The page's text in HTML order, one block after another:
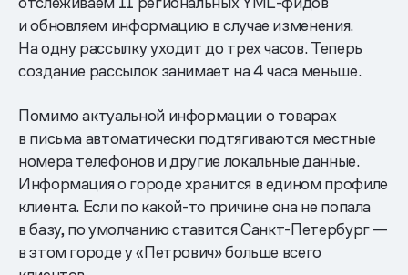
и обновляем информацию в случае изменения.
На одну рассылку уходит до трех часов. Теперь
создание рассылок занимает на 4 часа меньше.
Помимо актуальной информации о товарах
в письма автоматически подтягиваются местные
номера телефонов и другие локальные данные.
Информация о городе хранится в едином профиле
клиента. Если по какой-то причине она не попала
в базу, по умолчанию ставится Санкт-Петербург —
в этом городе у «Петрович» больше всего